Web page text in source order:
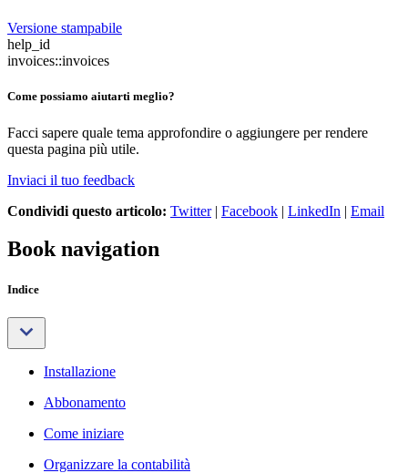
Versione stampabile
help_id
invoices::invoices
Come possiamo aiutarti meglio?
Facci sapere quale tema approfondire o aggiungere per rendere
questa pagina più utile.
Inviaci il tuo feedback
Condividi questo articolo: Twitter| Facebook | LinkedIn | Email
Book navigation
Indice
Installazione
Abbonamento
Come iniziare
Organizzare la contabilità